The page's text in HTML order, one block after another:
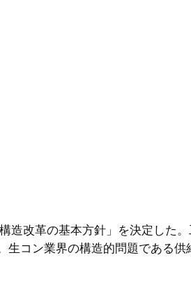
造改革の基本方針」を決定した
コン業界の構造的問題である供